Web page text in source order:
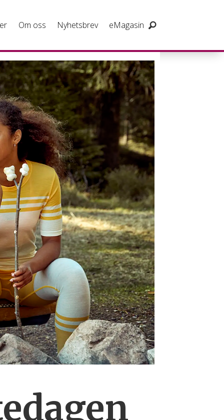
Om oss Nyhetsbrev eMagasin